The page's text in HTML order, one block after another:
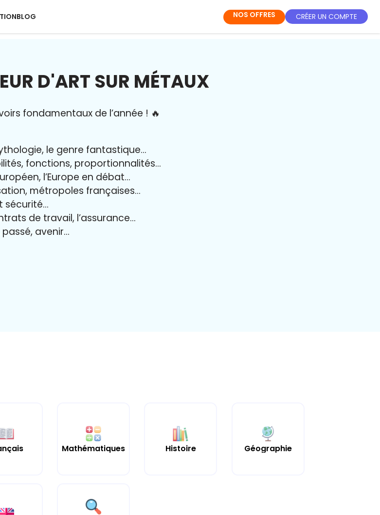
BLOG NOS OFFRES CRÉER UN COMPTE
D'ART SUR MÉTAUX
fondamentaux de l’année ! 🔥
le genre fantastique…
fonctions, proportionnalités…
l’Europe en débat…
métropoles françaises…
sécurité…
de travail, l’assurance…
avenir…
Mathématiques Histoire Géographie